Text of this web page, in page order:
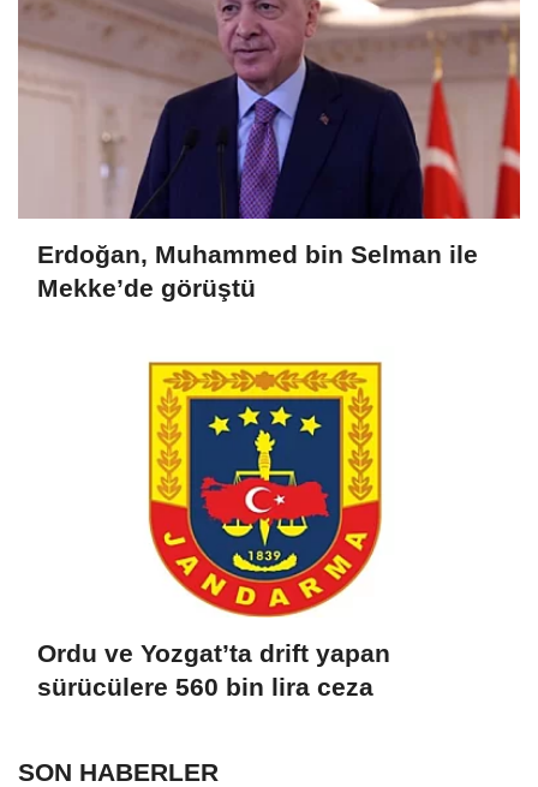
Erdoğan, Muhammed bin Selman ile
Mekke’de görüştü
Ordu ve Yozgat’ta drift yapan
sürücülere 560 bin lira ceza
SON HABERLER